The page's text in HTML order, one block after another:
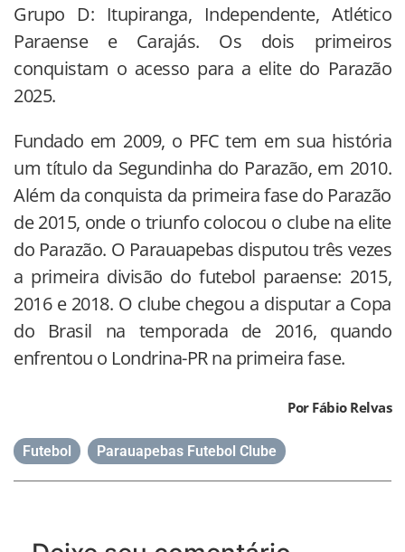
Grupo D: Itupiranga, Independente, Atlético
Paraense e Carajás. Os dois primeiros
conquistam o acesso para a elite do Parazão
2025.
Fundado em 2009, o PFC tem em sua história
um título da Segundinha do Parazão, em 2010.
Além da conquista da primeira fase do Parazão
de 2015, onde o triunfo colocou o clube na elite
do Parazão. O Parauapebas disputou três vezes
a primeira divisão do futebol paraense: 2015,
2016 e 2018. O clube chegou a disputar a Copa
do Brasil na temporada de 2016, quando
enfrentou o Londrina-PR na primeira fase.
Por Fábio Relvas
Futebol Parauapebas Futebol Clube